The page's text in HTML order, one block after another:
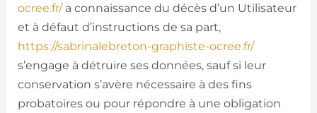
ocree.fr/a connaissance du décès d’un Utilisateur
et à défaut d’instructions de sa part,
https://sabrinalebreton-graphiste-ocree.fr/
s’engage à détruire ses données, sauf si leur
conservation s’avère nécessaire à des fins
probatoires ou pour répondre à une obligation